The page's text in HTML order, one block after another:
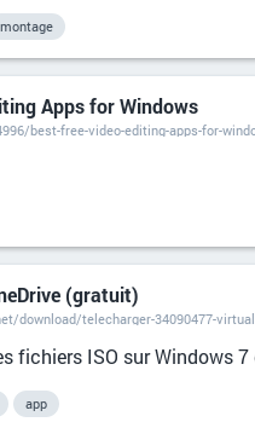
montage
Apps for Windows
best-free-video-editing-apps-for-
(gratuit)
download/telecharger-34090477-
fichiers ISO sur Windows
app